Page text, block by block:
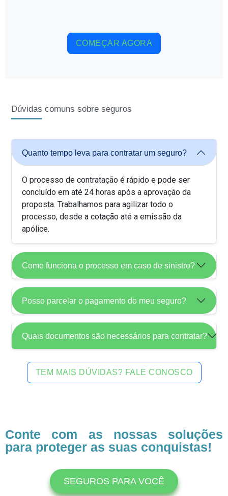
COMEÇAR AGORA
Dúvidas comuns sobre seguros
Quanto tempo leva para contratar um seguro?
O processo de contratação é rápido e pode ser
concluído em até 24 horas após a aprovação da
proposta. Trabalhamos para agilizar todo o
processo, desde a cotação até a emissão da
apólice.
Como funciona o processo em caso de sinistro?
Posso parcelar o pagamento do meu seguro?
Quais documentos são necessários para contratar?
TEM MAIS DÚVIDAS? FALE CONOSCO
Conte com as nossas soluções
para proteger as suas conquistas!
SEGUROS PARA VOCÊ